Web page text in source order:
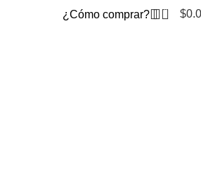
¿Cómo comprar? 0 $